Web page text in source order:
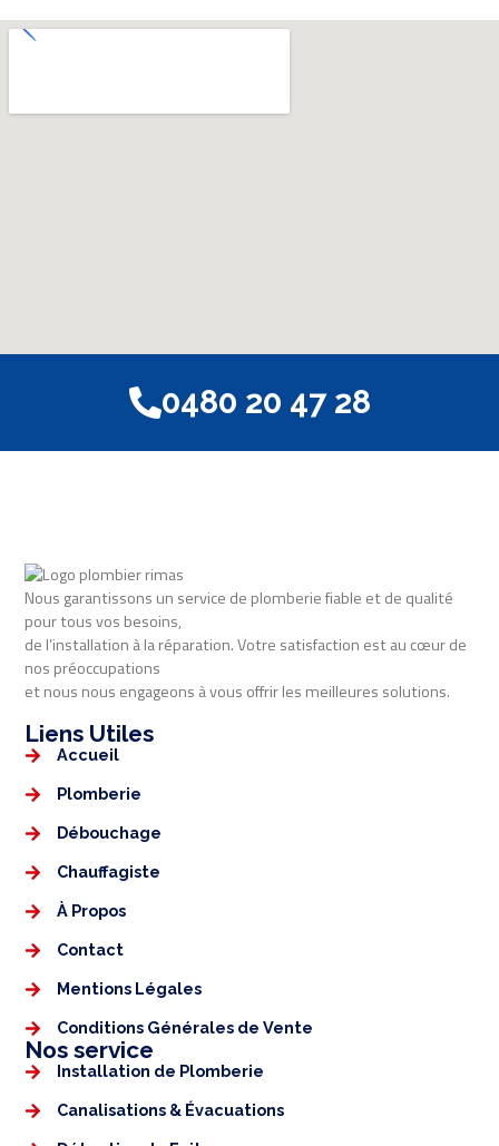
0480 20 47 28
Nous garantissons un service de plomberie fiable et de qualité
pour tous vos besoins,
de l’installation à la réparation. Votre satisfaction est au cœur de
nos préoccupations
et nous nous engageons à vous offrir les meilleures solutions.
Liens Utiles​​
Accueil
Plomberie
Débouchage
Chauffagiste
À Propos
Contact
Mentions Légales​
Conditions Générales de Vente
Nos service
Installation de Plomberie
Canalisations & Évacuations